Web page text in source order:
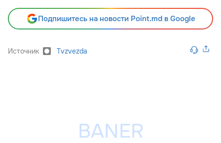
Подпишитесь на новости Point.md в Google
Источник Tvzvezda